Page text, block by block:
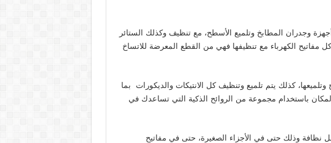
وجدران المطابخ وتلميع الأسطح، مع تنظيف وكذلك الستائر
مفاتيح الكهرباء مع تنظيفها فهي من القطع المعرضة للاتساخ
وتلميعها، كذلك يتم تلميع وتنظيف كل الانتيكات والديكورات بما
باستخدام مجموعة من الروائح الذكية التي تساعدك في
وذلك حتى في الأجزاء الصغيرة، حتى في مفاتيح